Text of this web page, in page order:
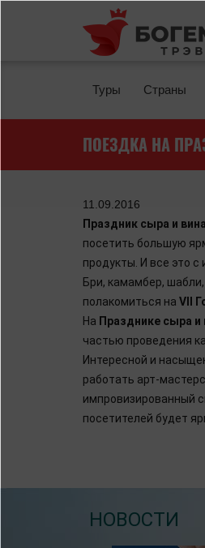
Перейти к основному содержанию
Туры Страны
ПОЕЗДКА НА
11.09.2016
Праздник сыра и
посетить большую
продукты. И все это с
Бри, камамбер,
полакомиться на VII
На Празднике сыра и
частью проведения
Интересной и
работать арт-
импровизированный
посетителей будет
НОВОСТИ